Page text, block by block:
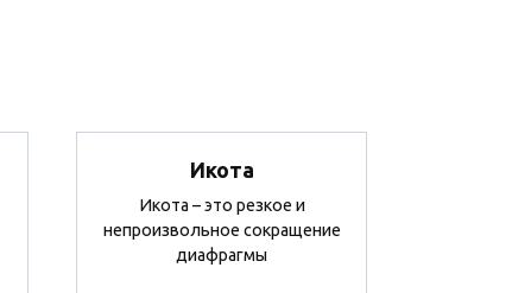
Икота
Икота – это резкое и
непроизвольное сокращение
диафрагмы